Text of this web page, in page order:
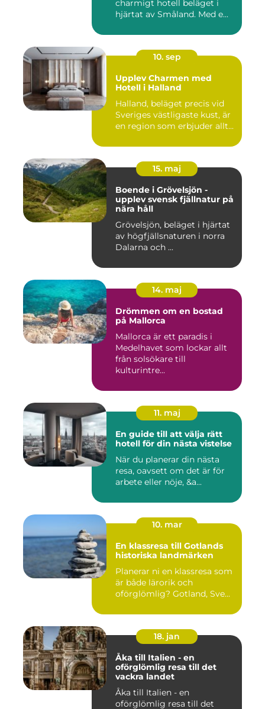
charmigt hotell beläget i
hjärtat av Småland. Med e...
10. sep
Upplev Charmen med
Hotell i Halland
Halland, beläget precis vid
Sveriges västligaste kust, är
en region som erbjuder allt...
15. maj
Boende i Grövelsjön -
upplev svensk fjällnatur på
nära håll
Grövelsjön, beläget i hjärtat
av högfjällsnaturen i norra
Dalarna och ...
14. maj
Drömmen om en bostad
på Mallorca
Mallorca är ett paradis i
Medelhavet som lockar allt
från solsökare till
kulturintre...
11. maj
En guide till att välja rätt
hotell för din nästa vistelse
När du planerar din nästa
resa, oavsett om det är för
arbete eller nöje, &a...
10. mar
En klassresa till Gotlands
historiska landmärken
Planerar ni en klassresa som
är både lärorik och
oförglömlig? Gotland, Sve...
18. jan
Åka till Italien - en
oförglömlig resa till det
vackra landet
Åka till Italien - en
oförglömlig resa till det